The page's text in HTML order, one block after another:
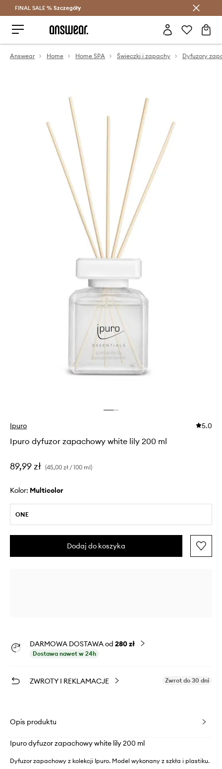
Oszczędzaj z Answear Club >
FINAL SALE % Szczegóły
Answear Home Home SPA Świeczki i zapachy Dyfuzory
Ipuro 5.0
Ipuro dyfuzor zapachowy white lily 200 ml
89,99 zł (45,00 zł / 100 ml)
Kolor: multicolor
ONE
Dodaj do koszyka
DARMOWA DOSTAWA od 280 zł
Dostawa nawet w 24h
ZWROTY I REKLAMACJE Zwrot do 30 dni
Opis produktu
Ipuro dyfuzor zapachowy white lily 200 ml
Dyfuzor zapachowy z kolekcji Ipuro. Model wykonany z szkła i plastiku.